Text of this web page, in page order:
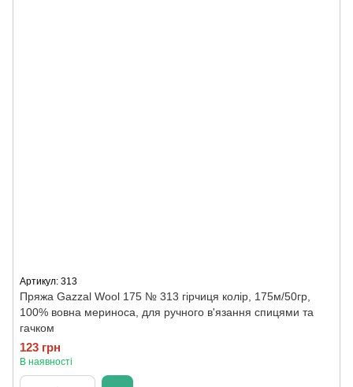
Артикул: 313
Пряжа Gazzal Wool 175 № 313 гірчиця колір, 175м/50гр,
100% вовна мериноса, для ручного в'язання спицями та
гачком
123 грн
В наявності